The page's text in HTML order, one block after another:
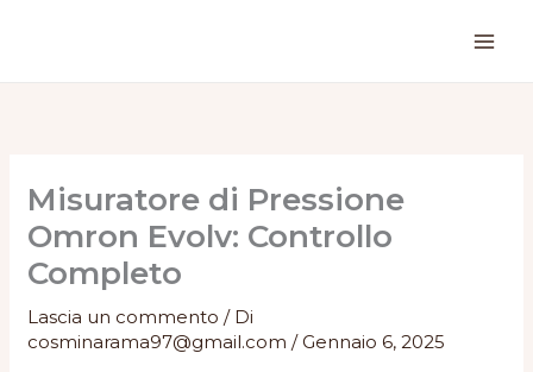
Misuratore di Pressione
Omron Evolv: Controllo
Completo
Lascia un commento / Di
cosminarama97@gmail.com/Gennaio 6, 2025